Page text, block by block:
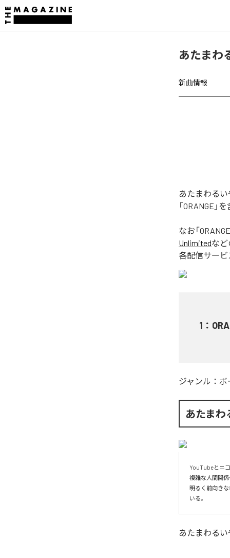
あたまわ
新曲情報
あたまわるい
「ORANGE」
なお「ORANGE
Unlimitedな
各配信サービ
1 ：
ジャンル： ボ
あたまわ
YouTubeとニ
複雑な人間関
明るく前向き
いる。
あたまわる